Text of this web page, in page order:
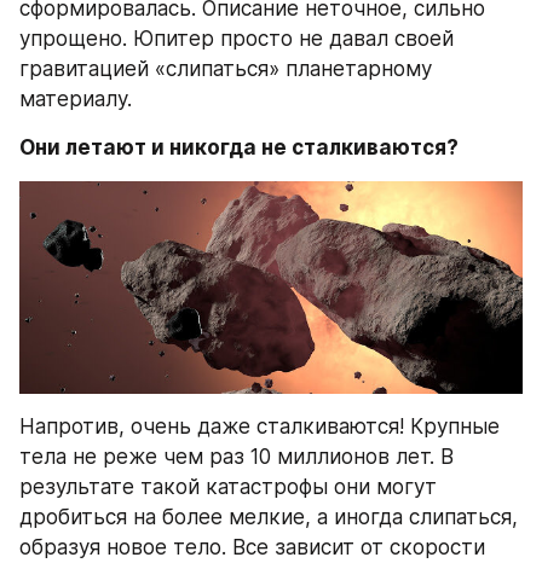
сформировалась. Описание неточное, сильно
упрощено. Юпитер просто не давал своей
гравитацией «слипаться» планетарному
материалу.
Они летают и никогда не сталкиваются?
Напротив, очень даже сталкиваются! Крупные
тела не реже чем раз 10 миллионов лет. В
результате такой катастрофы они могут
дробиться на более мелкие, а иногда слипаться,
образуя новое тело. Все зависит от скорости